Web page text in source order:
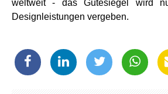
weltweit - das Gütesiegel wird
Designleistungen vergeben.